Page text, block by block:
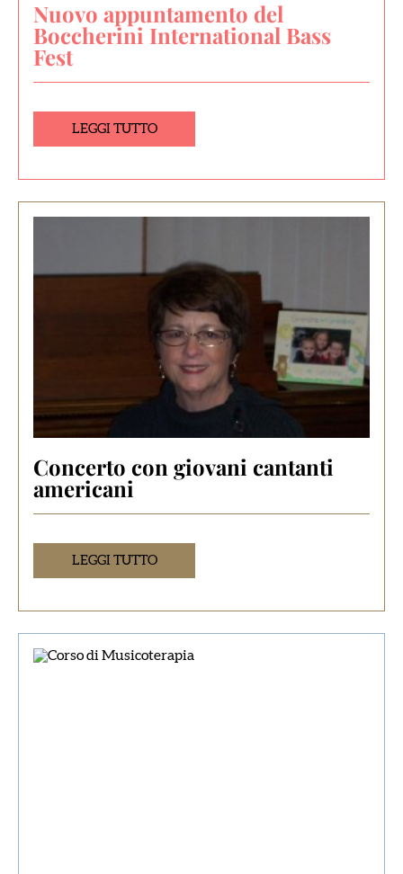
Nuovo appuntamento del
Boccherini International Bass
Fest
LEGGI TUTTO
Concerto con giovani cantanti
americani
LEGGI TUTTO